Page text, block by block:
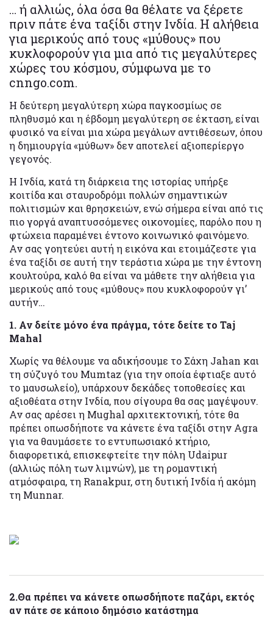
… ή αλλιώς, όλα όσα θα θέλατε να ξέρετε
πριν πάτε ένα ταξίδι στην Ινδία. Η αλήθεια
για μερικούς από τους «μύθους» που
κυκλοφορούν για μια από τις μεγαλύτερες
χώρες του κόσμου, σύμφωνα με το
cnngo.com.
Η δεύτερη μεγαλύτερη χώρα παγκοσμίως σε
πληθυσμό και η έβδομη μεγαλύτερη σε έκταση, είναι
φυσικό να είναι μια χώρα μεγάλων αντιθέσεων, όπου
η δημιουργία «μύθων» δεν αποτελεί αξιοπερίεργο
γεγονός.
Η Ινδία, κατά τη διάρκεια της ιστορίας υπήρξε
κοιτίδα και σταυροδρόμι πολλών σημαντικών
πολιτισμών και θρησκειών, ενώ σήμερα είναι από τις
πιο γοργά αναπτυσσόμενες οικονομίες, παρόλο που η
φτώχεια παραμένει έντονο κοινωνικό φαινόμενο.
Αν σας γοητεύει αυτή η εικόνα και ετοιμάζεστε για
ένα ταξίδι σε αυτή την τεράστια χώρα με την έντονη
κουλτούρα, καλό θα είναι να μάθετε την αλήθεια για
μερικούς από τους «μύθους» που κυκλοφορούν γι’
αυτήν…
1. Αν δείτε μόνο ένα πράγμα, τότε δείτε το Taj
Mahal
Χωρίς να θέλουμε να αδικήσουμε το Σάχη Jahan και
τη σύζυγό του Mumtaz (για την οποία έφτιαξε αυτό
το μαυσωλείο), υπάρχουν δεκάδες τοποθεσίες και
αξιοθέατα στην Ινδία, που σίγουρα θα σας μαγέψουν.
Αν σας αρέσει η Mughal αρχιτεκτονική, τότε θα
πρέπει οπωσδήποτε να κάνετε ένα ταξίδι στην Agra
για να θαυμάσετε το εντυπωσιακό κτήριο,
διαφορετικά, επισκεφτείτε την πόλη Udaipur
(αλλιώς πόλη των λιμνών), με τη ρομαντική
ατμόσφαιρα, τη Ranakpur, στη δυτική Ινδία ή ακόμη
τη Munnar.
2.Θα πρέπει να κάνετε οπωσδήποτε παζάρι, εκτός
αν πάτε σε κάποιο δημόσιο κατάστημα